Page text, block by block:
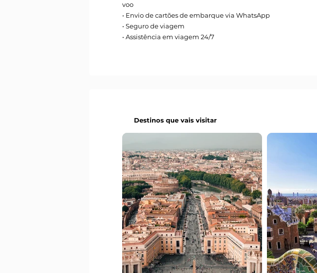
voo
• Envio de cartões de embarque via WhatsApp
• Seguro de viagem
• Assistência em viagem 24/7
Destinos que vais visitar